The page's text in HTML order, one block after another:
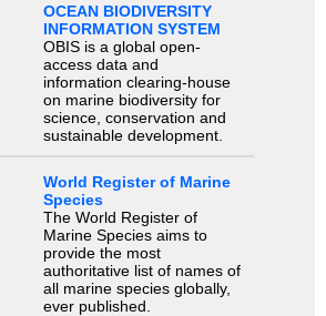
OCEAN BIODIVERSITY
INFORMATION SYSTEM
OBIS is a global open-
access data and
information clearing-house
on marine biodiversity for
science, conservation and
sustainable development.
World Register of Marine
Species
The World Register of
Marine Species aims to
provide the most
authoritative list of names of
all marine species globally,
ever published.